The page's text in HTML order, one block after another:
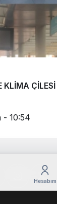
KLİMA
- 10:54
Hesabım